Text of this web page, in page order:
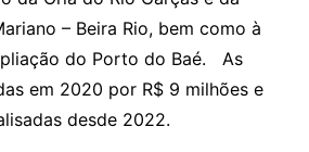
o
m
– Beira Rio, bem como à
do Porto do Baé. As
em 2020 por R$ 9 milhões e
desde 2022.